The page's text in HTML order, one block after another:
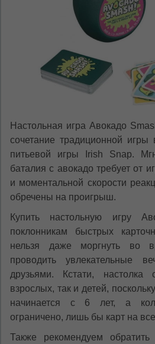
Настольная игра Авокадо
сочетание традиционной игры
питьевой игры Irish Snap.
баталия с авокадо требует от
и моментальной скорости
обречены на проигрыш.
Купить настольную игру
поклонникам быстрых
нельзя даже моргнуть во
проводить увлекательные
друзьями. Кстати, настолка
взрослых, так и детей,
начинается с 6 лет, а
ограничено, лишь бы карт на
Также рекомендуем